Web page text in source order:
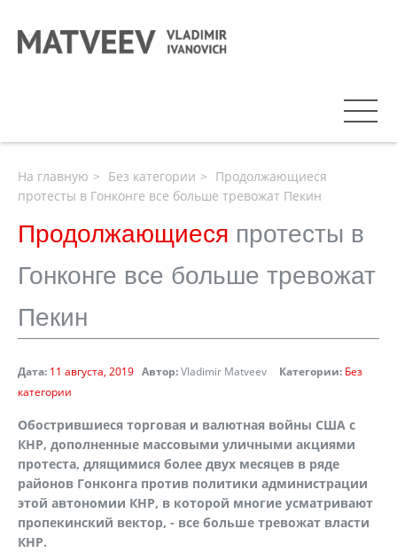
На главную Без категории
Продолжающиеся
протесты в Гонконге все больше тревожат Пекин
Продолжающиеся протесты в
Гонконге все больше тревожат
Пекин
Дата: 11 августа, 2019 Автор:Vladimir Matveev Категории: Без
категории
Обострившиеся торговая и валютная войны США с
КНР, дополненные массовыми уличными акциями
протеста, длящимися более двух месяцев в ряде
районов Гонконга против политики администрации
этой автономии КНР, в которой многие усматривают
пропекинский вектор, - все больше тревожат власти
КНР.